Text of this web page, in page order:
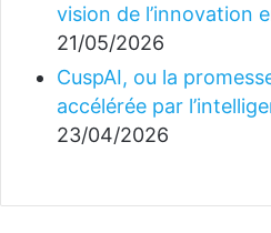
vision de l’innovation
21/05/2026
CuspAI, ou la
accélérée par
23/04/2026